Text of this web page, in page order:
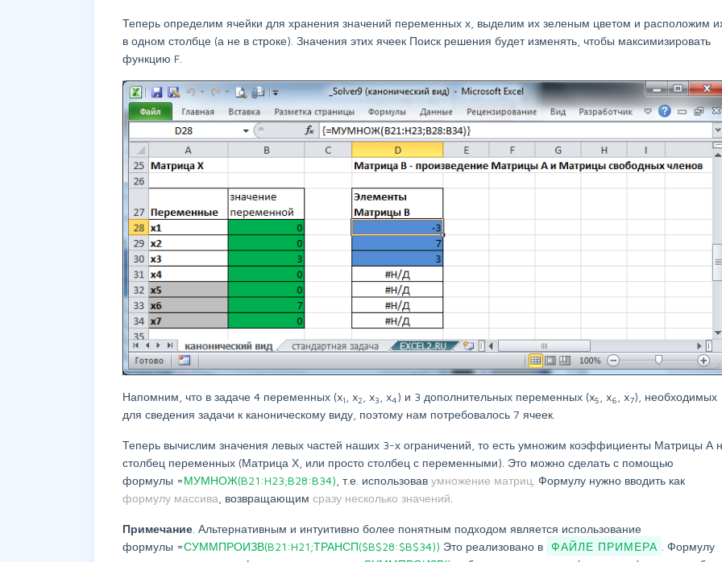
Теперь определим ячейки для хранения значений переменных х, выделим их зеленым цветом и расположим
в одном столбце (а не в строке). Значения этих ячеек Поиск решения будет изменять, чтобы максимизировать
функцию F.
Напомним, что в задаче 4 переменных (x1 , x2 , x3 , x4) и 3 дополнительных переменных (x5 , x6 , x7), необходимых
для сведения задачи к каноническому виду, поэтому нам потребовалось 7 ячеек.
Теперь вычислим значения левых частей наших 3-х ограничений, то есть умножим коэффициенты Матрицы А
столбец переменных (Матрица Х, или просто столбец с переменными). Это можно сделать с помощью
формулы =МУМНОЖ(B21:H23;B28:B34) , т.е. использовав умножение матриц . Формулу нужно вводить как
формулу массива , возвращающим сразу несколько значений
Примечание . Альтернативным и интуитивно более понятным подходом является использование
формулы =СУММПРОИЗВ(B21:H21;ТРАНСП($B$28:$B$34)) Это реализовано в ФАЙЛЕ ПРИМЕРА
. Формулу